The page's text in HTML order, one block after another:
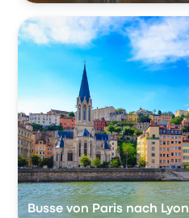
Busse von Paris nach Lyon